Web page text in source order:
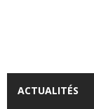
ACTUALITÉS